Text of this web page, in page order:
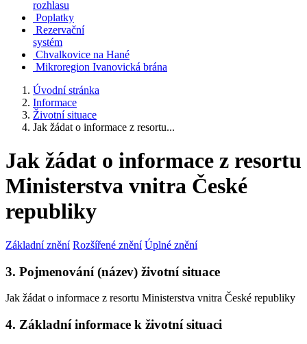
rozhlasu
Poplatky
Rezervační
systém
Chvalkovice na Hané
Mikroregion Ivanovická brána
Úvodní stránka
Informace
Životní situace
Jak žádat o informace z resortu...
Jak žádat o informace z resortu
Ministerstva vnitra České
republiky
Základní znění Rozšířené znění Úplné znění
3. Pojmenování (název) životní situace
Jak žádat o informace z resortu Ministerstva vnitra České republiky
4. Základní informace k životní situaci